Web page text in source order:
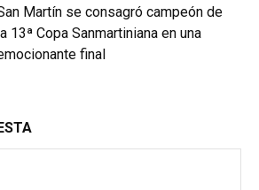
Martín se consagró campeón de
la 13ª Copa Sanmartiniana en una
final